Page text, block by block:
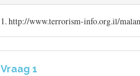
1. http://www.terrorism-info.org.il/
Vraag 1